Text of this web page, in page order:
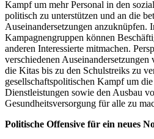
Kampf um mehr Personal in den
politisch zu unterstützen und an die
Auseinandersetzungen anzuknüpfen.
Kampagnengruppen können
anderen Interessierte mitmachen.
verschiedenen
die Kitas bis zu den Schulstreiks zu
gesellschaftspolitischen Kampf um
Dienstleistungen sowie den Ausbau
Gesundheitsversorgung für alle zu
Politische Offensive für ein neues